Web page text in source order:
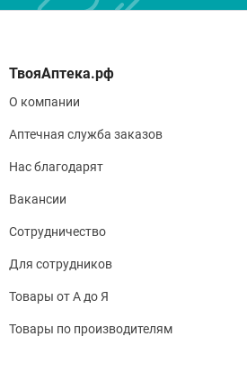
О компании
Аптечная служба заказов
Нас благодарят
Вакансии
Сотрудничество
Для сотрудников
Товары от А до Я
Товары по производителям